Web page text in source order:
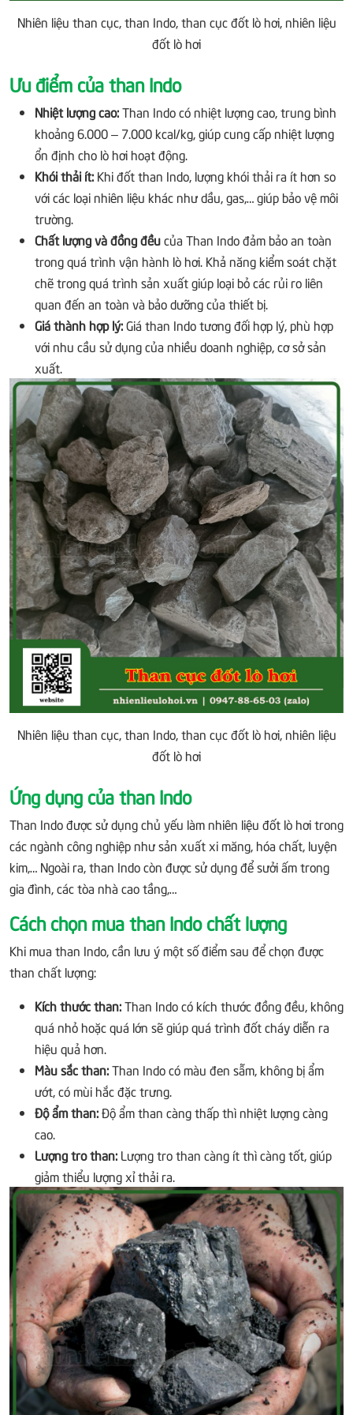
Nhiên liệu than cục, than Indo, than cục đốt lò hơi, nhiên liệu
đốt lò hơi
Ưu điểm của than Indo
Nhiệt lượng cao:Than Indo có nhiệt lượng cao, trung bình
khoảng 6.000 – 7.000 kcal/kg, giúp cung cấp nhiệt lượng
ổn định cho lò hơi hoạt động.
Khói thải ít: Khi đốt than Indo, lượng khói thải ra ít hơn so
với các loại nhiên liệu khác như dầu, gas,… giúp bảo vệ môi
trường.
Chất lượng và đồng đềucủa Than Indo đảm bảo an toàn
trong quá trình vận hành lò hơi. Khả năng kiểm soát chặt
chẽ trong quá trình sản xuất giúp loại bỏ các rủi ro liên
quan đến an toàn và bảo dưỡng của thiết bị.
Giá thành hợp lý:Giá than Indo tương đối hợp lý, phù hợp
với nhu cầu sử dụng của nhiều doanh nghiệp, cơ sở sản
xuất.
Nhiên liệu than cục, than Indo, than cục đốt lò hơi, nhiên liệu
đốt lò hơi
Ứng dụng của than Indo
Than Indo được sử dụng chủ yếu làm nhiên liệu đốt lò hơi trong
các ngành công nghiệp như sản xuất xi măng, hóa chất, luyện
kim,… Ngoài ra, than Indo còn được sử dụng để sưởi ấm trong
gia đình, các tòa nhà cao tầng,…
Cách chọn mua than Indo chất lượng
Khi mua than Indo, cần lưu ý một số điểm sau để chọn được
than chất lượng:
Kích thước than:Than Indo có kích thước đồng đều, không
quá nhỏ hoặc quá lớn sẽ giúp quá trình đốt cháy diễn ra
hiệu quả hơn.
Màu sắc than:Than Indo có màu đen sẫm, không bị ẩm
ướt, có mùi hắc đặc trưng.
Độ ẩm than:Độ ẩm than càng thấp thì nhiệt lượng càng
cao.
Lượng tro than: Lượng tro than càng ít thì càng tốt, giúp
giảm thiểu lượng xỉ thải ra.